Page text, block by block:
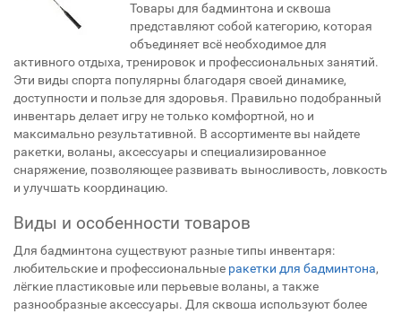
Товары для бадминтона и сквоша
представляют собой категорию, которая
объединяет всё необходимое для
активного отдыха, тренировок и профессиональных занятий.
Эти виды спорта популярны благодаря своей динамике,
доступности и пользе для здоровья. Правильно подобранный
инвентарь делает игру не только комфортной, но и
максимально результативной. В ассортименте вы найдете
ракетки, воланы, аксессуары и специализированное
снаряжение, позволяющее развивать выносливость, ловкость
и улучшать координацию.
Виды и особенности товаров
Для бадминтона существуют разные типы инвентаря:
любительские и профессиональные ракетки для бадминтона,
лёгкие пластиковые или перьевые воланы, а также
разнообразные аксессуары. Для сквоша используют более